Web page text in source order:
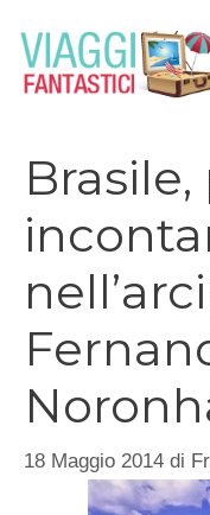
contenuto
18 Maggio 2014 di